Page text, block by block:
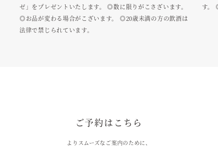
ゼ」をプレゼントいたします。 ◎数に限りがこさざいます。
◎お品が変わる場合がこざいます。 ◎20歳未満の方の飲酒は
法律で禁じられています。
す。
ご予約はこちら
よりスムーズなご案内のために、